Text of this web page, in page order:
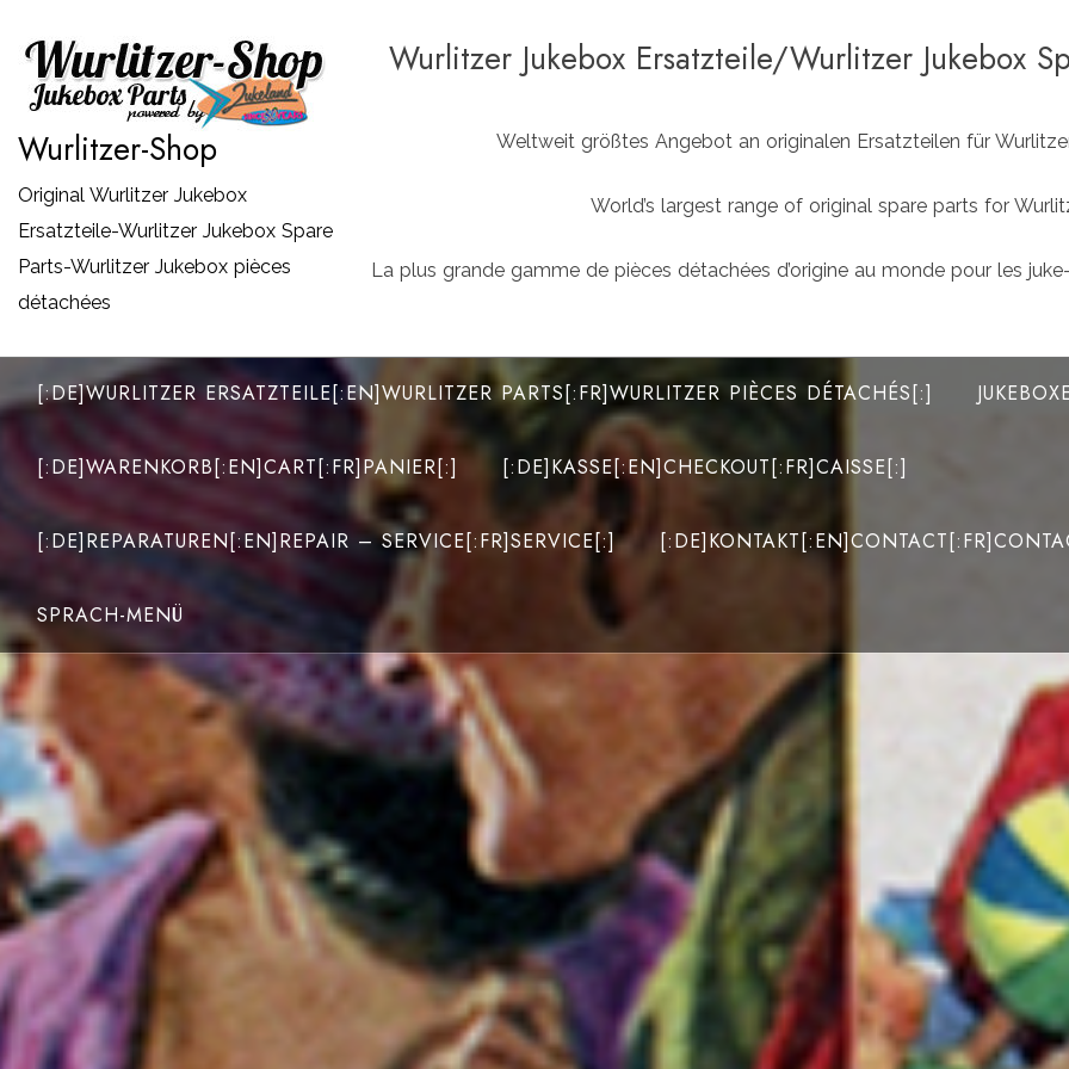
Inhalt
springen
Wurlitzer-Shop
Original Wurlitzer Jukebox
Ersatzteile-Wurlitzer Jukebox Spare
Parts-Wurlitzer Jukebox pièces
détachées
Wurlitzer Jukebox Ersatzteile/Wurlitzer Jukebox
Weltweit größtes Angebot an originalen Ersatzteilen für
World’s largest range of original spare parts for
La plus grande gamme de pièces détachées d’origine au monde pour les
[:DE]WURLITZER ERSATZTEILE[:EN]WURLITZER PARTS[:FR]WURLITZER PIÈCES DÉTACHÉS[:]
[:DE]WARENKORB[:EN]CART[:FR]PANIER[:] [:DE]KASSE[:EN]CHECKOUT[:FR]CAISSE[:]
[:DE]REPARATUREN[:EN]REPAIR – SERVICE[:FR]SERVICE[:]
SPRACH-MENÜ